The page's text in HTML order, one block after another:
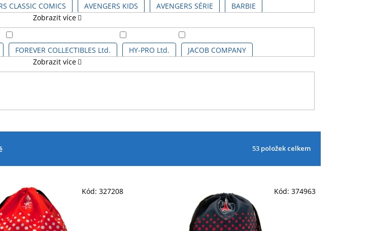
CLASSIC COMICS AVENGERS KIDS AVENGERS SÉRIE BARBIE
BERUŠKA A ČERNÝ KOCOUR
DISNEY KIDS DISNEY PRO DOSPĚLĚ
MIMONI
CLASSIC COMICS VÁNOČNÍ ZBOŽÍ WEDNESDAY
Zobrazit více
FOREVER COLLECTIBLES Ltd. HY-PRO Ltd. JACOB COMPANY
Zobrazit více
53 položek celkem
Kód: 327208 Kód: 374963